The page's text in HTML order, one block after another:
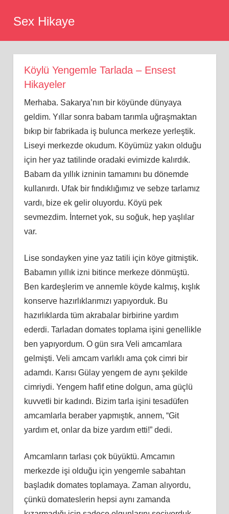
Sex Hikaye
Köylü Yengemle Tarlada – Ensest
Hikayeler
Merhaba. Sakarya’nın bir köyünde dünyaya
geldim. Yıllar sonra babam tarımla uğraşmaktan
bıkıp bir fabrikada iş bulunca merkeze yerleştik.
Liseyi merkezde okudum. Köyümüz yakın olduğu
için her yaz tatilinde oradaki evimizde kalırdık.
Babam da yıllık izninin tamamını bu dönemde
kullanırdı. Ufak bir fındıklığımız ve sebze tarlamız
vardı, bize ek gelir oluyordu. Köyü pek
sevmezdim. İnternet yok, su soğuk, hep yaşlılar
var.
Lise sondayken yine yaz tatili için köye gitmiştik.
Babamın yıllık izni bitince merkeze dönmüştü.
Ben kardeşlerim ve annemle köyde kalmış, kışlık
konserve hazırlıklarımızı yapıyorduk. Bu
hazırlıklarda tüm akrabalar birbirine yardım
ederdi. Tarladan domates toplama işini genellikle
ben yapıyordum. O gün sıra Veli amcamlara
gelmişti. Veli amcam varlıklı ama çok cimri bir
adamdı. Karısı Gülay yengem de aynı şekilde
cimriydi. Yengem hafif etine dolgun, ama güçlü
kuvvetli bir kadındı. Bizim tarla işini tesadüfen
amcamlarla beraber yapmıştık, annem, “Git
yardım et, onlar da bize yardım etti!” dedi.
Amcamların tarlası çok büyüktü. Amcamın
merkezde işi olduğu için yengemle sabahtan
başladık domates toplamaya. Zaman alıyordu,
çünkü domateslerin hepsi aynı zamanda